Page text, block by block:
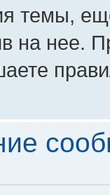
темы,
на нее.